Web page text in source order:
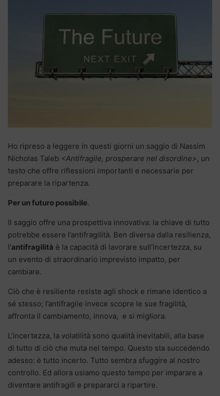
Ho ripreso a leggere in questi giorni un saggio di Nassim
Nicholas Taleb <Antifragile, prosperare nel disordine>, un
testo che offre riflessioni importanti e necessarie per
preparare la ripartenza.
Per un futuro possibile.
Il saggio offre una prospettiva innovativa: la chiave di tutto
potrebbe essere l’antifragilità. Ben diversa dalla resilienza,
l’antifragilità è la capacità di lavorare sull’incertezza, su
un evento di straordinario imprevisto impatto, per
cambiare.
Ciò che è resiliente resiste agli shock e rimane identico a
sé stesso; l’antifragile invece scopre le sue fragilità,
affronta il cambiamento, innova, e si migliora.
L’incertezza, la volatilità sono qualità inevitabili, alla base
di tutto di ciò che muta nel tempo. Questo sta succedendo
adesso: è tutto incerto. Tutto sembra sfuggire al nostro
controllo. Ed allora usiamo questo tempo per imparare a
diventare antifragili e prepararci a ripartire.